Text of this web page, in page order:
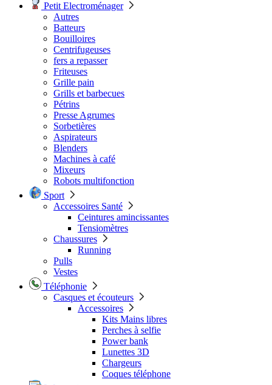
Petit Electroménager
Autres
Batteurs
Bouilloires
Centrifugeuses
fers a repasser
Friteuses
Grille pain
Grills et barbecues
Pétrins
Presse Agrumes
Sorbetières
Aspirateurs
Blenders
Machines à café
Mixeurs
Robots multifonction
Sport
Accessoires Santé
Ceintures amincissantes
Tensiomètres
Chaussures
Running
Pulls
Vestes
Téléphonie
Casques et écouteurs
Accessoires
Kits Mains libres
Perches à selfie
Power bank
Lunettes 3D
Chargeurs
Coques téléphone